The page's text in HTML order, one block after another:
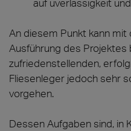
auf uverlässigkeit
An diesem Punkt kann mit
Ausführung des Projektes
zufriedenstellenden,
Fliesenleger jedoch sehr
vorgehen.
Dessen Aufgaben sind, in